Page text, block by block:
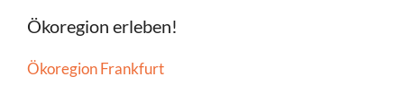
Ökoregion erleben!
Ökoregion Frankfurt